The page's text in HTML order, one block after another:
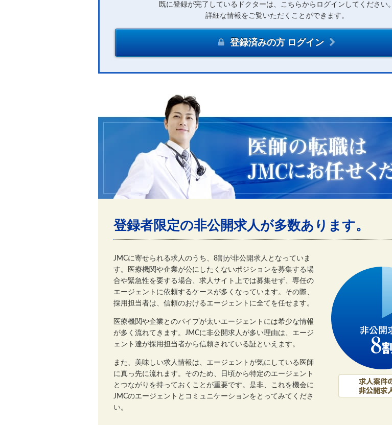
既に登録が完了しているドクターは、こちらからログインしてください。
詳細な情報をご覧いただくことができます。
登録済みの方 ログイン
登録者限定の非公開求人が多数あります。
JMCに寄せられる求人のうち、8割が非公開求人となっていま
す。医療機関や企業が公にしたくないポジションを募集する場
合や緊急性を要する場合、求人サイト上では募集せず、専任の
エージェントに依頼するケースが多くなっています。その際、
採用担当者は、信頼のおけるエージェントに全てを任せます。
医療機関や企業とのパイプが太いエージェントには希少な情報
が多く流れてきます。JMCに非公開求人が多い理由は、エージ
ェント達が採用担当者から信頼されている証といえます。
また、美味しい求人情報は、エージェントが気にしている医師
に真っ先に流れます。そのため、日頃から特定のエージェント
とつながりを持っておくことが重要です。是非、これを機会に
JMCのエージェントとコミュニケーションをとってみてくださ
い。